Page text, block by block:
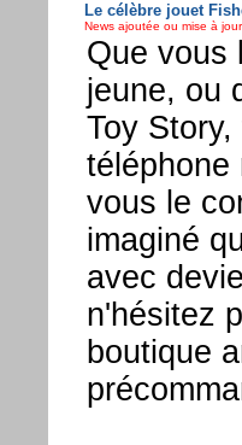
Le célèbre jouet
News ajoutée ou mise à
Que vous
jeune, ou
Toy
téléphone
vous le
imaginé
avec
n'hésitez
boutique